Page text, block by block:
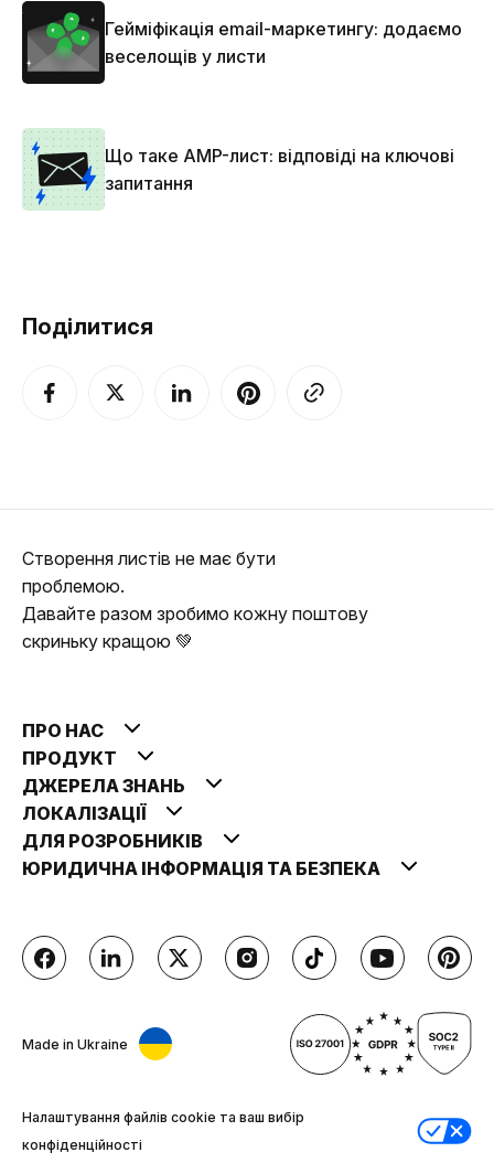
Гейміфікація email-маркетингу: додаємо
веселощів у листи
Що таке AMP-лист: відповіді на ключові
запитання
Поділитися
Створення листів не має бути
проблемою.
Давайте разом зробимо кожну поштову
скриньку кращою 💚
ПРО НАС
ПРОДУКТ
ДЖЕРЕЛА ЗНАНЬ
ЛОКАЛІЗАЦІЇ
ДЛЯ РОЗРОБНИКІВ
ЮРИДИЧНА ІНФОРМАЦІЯ ТА БЕЗПЕКА
Made in Ukraine
Налаштування файлів cookie та ваш вибір
конфіденційності